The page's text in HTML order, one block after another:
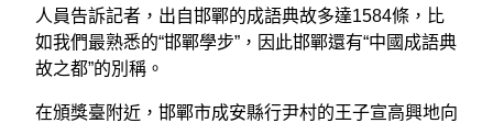
人員告訴記者，出自邯鄲的成語典故多達1584條，比
如我們最熟悉的“邯鄲學步”，因此邯鄲還有“中國成語典
故之都”的別稱。
在頒獎臺附近，邯鄲市成安縣行尹村的王子宣高興地向